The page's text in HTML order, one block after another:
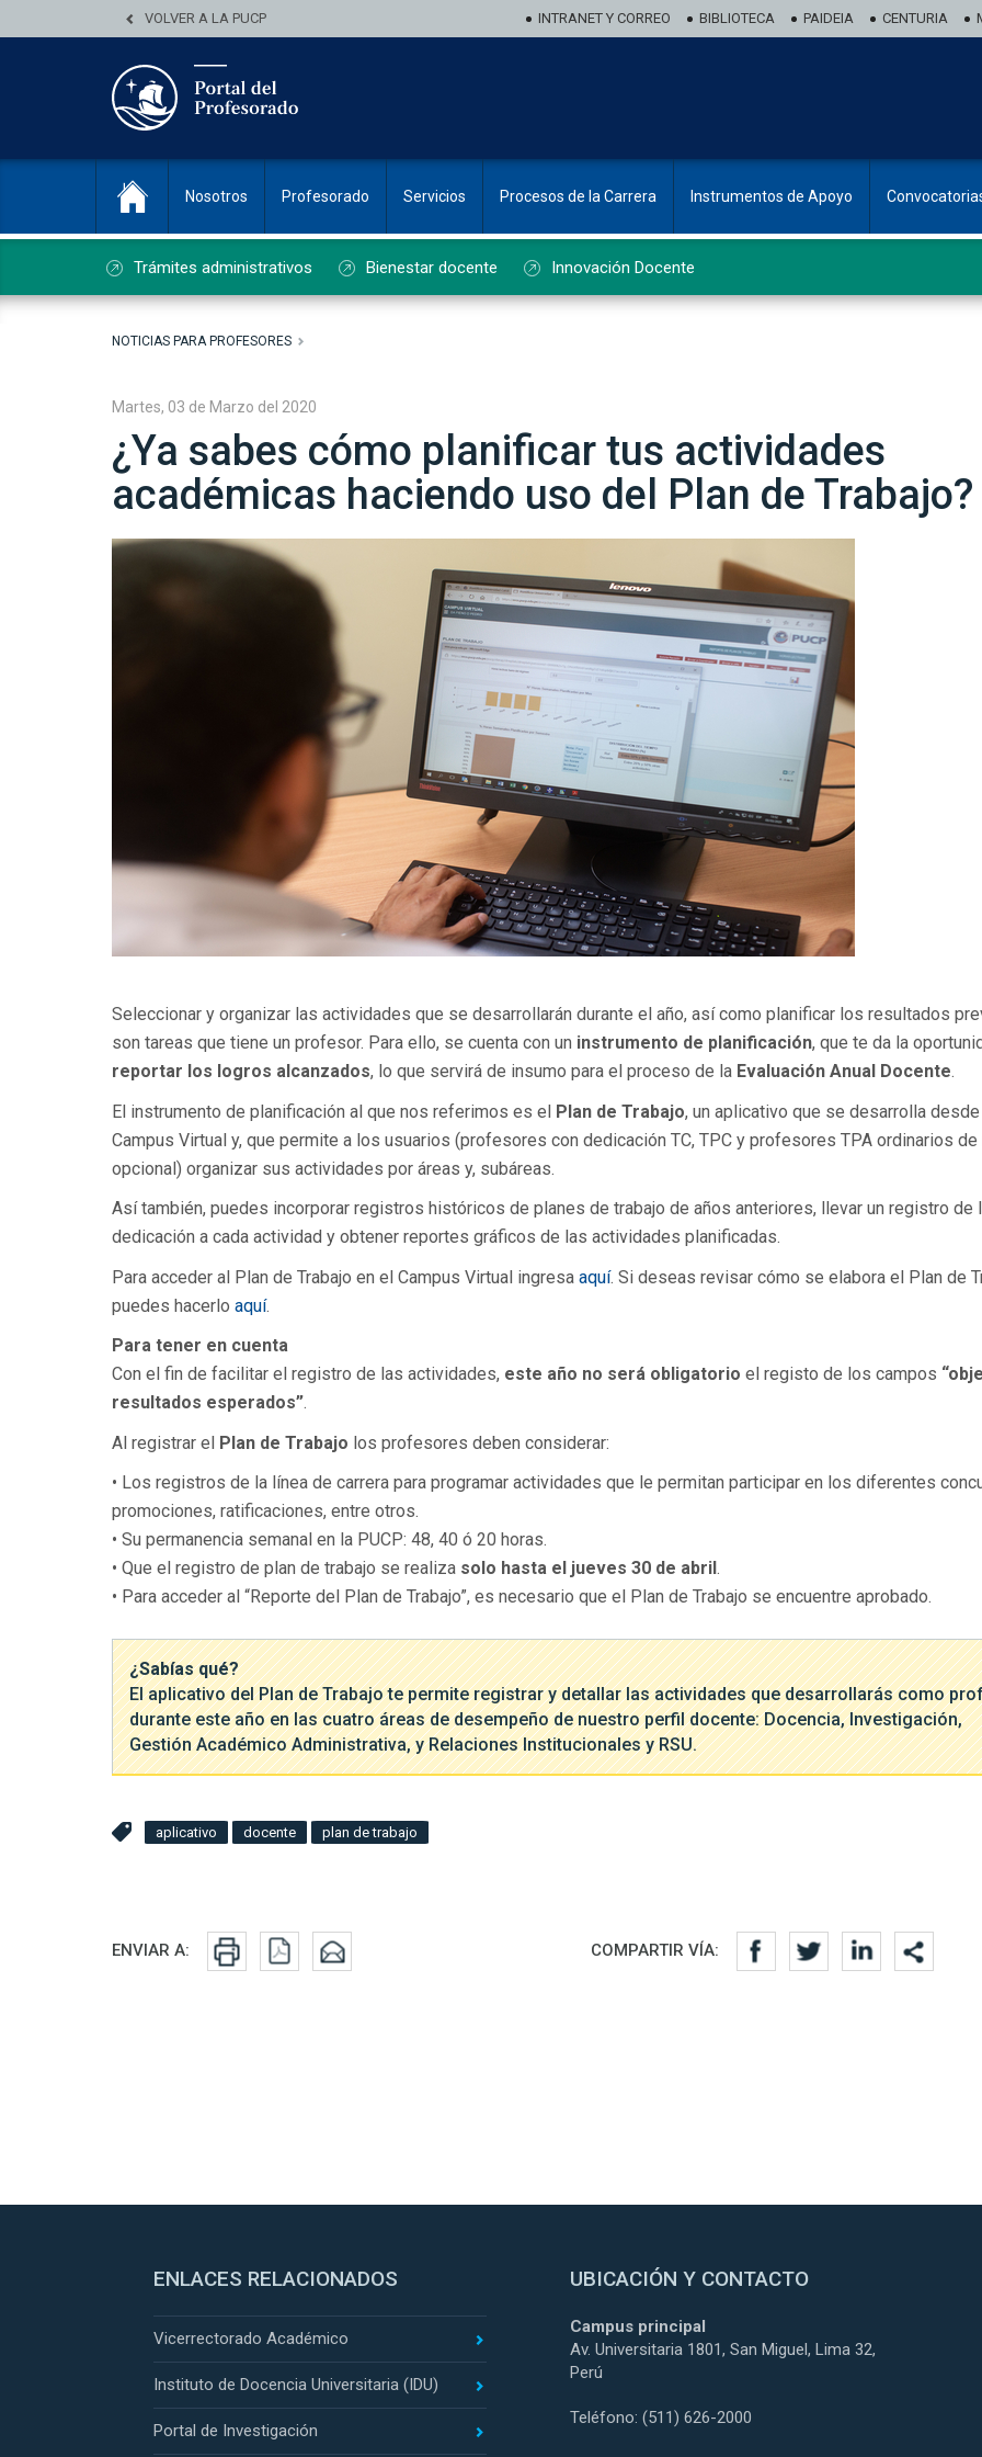
VOLVER A LA PUCP INTRANET Y CORREO BIBLIOTECA PAIDEIA CENTURIA
Nosotros Profesorado Servicios Procesos de la Carrera Instrumentos de Apoyo
Trámites administrativos Bienestar docente Innovación Docente
NOTICIAS PARA PROFESORES
Martes, 03 de Marzo del 2020
¿Ya sabes cómo planificar tus actividades
académicas haciendo uso del Plan de Trabajo?
Seleccionar y organizar las actividades que se desarrollarán durante el año, así como planificar los resultados
son tareas que tiene un profesor. Para ello, se cuenta con un instrumento de planificación, que te da la
reportar los logros alcanzados, lo que servirá de insumo para el proceso de la Evaluación Anual Docente.
El instrumento de planificación al que nos referimos es el Plan de Trabajo, un aplicativo que se desarrolla
Campus Virtual y, que permite a los usuarios (profesores con dedicación TC, TPC y profesores TPA ordinarios de
opcional) organizar sus actividades por áreas y, subáreas.
Así también, puedes incorporar registros históricos de planes de trabajo de años anteriores, llevar un registro de
dedicación a cada actividad y obtener reportes gráficos de las actividades planificadas.
Para acceder al Plan de Trabajo en el Campus Virtual ingresa aquí. Si deseas revisar cómo se elabora el Plan de
puedes hacerlo aquí.
Para tener en cuenta
Con el fin de facilitar el registro de las actividades, este año no será obligatorio el registo de los campos
resultados esperados”.
Al registrar el Plan de Trabajo los profesores deben considerar:
• Los registros de la línea de carrera para programar actividades que le permitan participar en los diferentes
promociones, ratificaciones, entre otros.
• Su permanencia semanal en la PUCP: 48, 40 ó 20 horas.
• Que el registro de plan de trabajo se realiza solo hasta el jueves 30 de abril.
• Para acceder al “Reporte del Plan de Trabajo”, es necesario que el Plan de Trabajo se encuentre aprobado.
¿Sabías qué?
El aplicativo del Plan de Trabajo te permite registrar y detallar las actividades que desarrollarás como
durante este año en las cuatro áreas de desempeño de nuestro perfil docente: Docencia, Investigación,
Gestión Académico Administrativa, y Relaciones Institucionales y RSU.
aplicativo docente plan de trabajo
Redes sociales
ENVIAR A: COMPARTIR VÍA:
ENLACES RELACIONADOS
Vicerrectorado Académico
Instituto de Docencia Universitaria (IDU)
Portal de Investigación
UBICACIÓN Y CONTACTO
Campus principal
Av. Universitaria 1801, San Miguel, Lima 32,
Perú
Teléfono: (511) 626-2000